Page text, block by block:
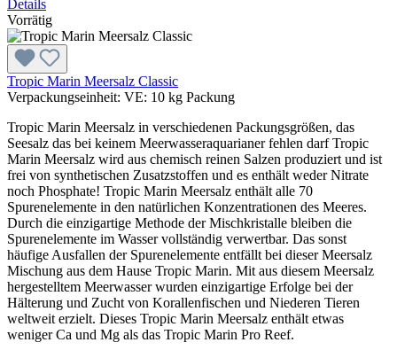
Details
Vorrätig
Tropic Marin Meersalz Classic
Verpackungseinheit: VE: 10 kg Packung
Tropic Marin Meersalz in verschiedenen Packungsgrößen, das
Seesalz das bei keinem Meerwasseraquarianer fehlen darf Tropic
Marin Meersalz wird aus chemisch reinen Salzen produziert und ist
frei von synthetischen Zusatzstoffen und es enthält weder Nitrate
noch Phosphate! Tropic Marin Meersalz enthält alle 70
Spurenelemente in den natürlichen Konzentrationen des Meeres.
Durch die einzigartige Methode der Mischkristalle bleiben die
Spurenelemente im Wasser vollständig verwertbar. Das sonst
häufige Ausfallen der Spurenelemente entfällt bei dieser Meersalz
Mischung aus dem Hause Tropic Marin. Mit aus diesem Meersalz
hergestelltem Meerwasser wurden einzigartige Erfolge bei der
Hälterung und Zucht von Korallenfischen und Niederen Tieren
weltweit erzielt. Dieses Tropic Marin Meersalz enthält etwas
weniger Ca und Mg als das Tropic Marin Pro Reef.